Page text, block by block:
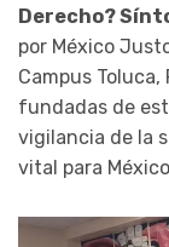
Derecho?
por México
Campus
fundadas de
vigilancia de la
vital para